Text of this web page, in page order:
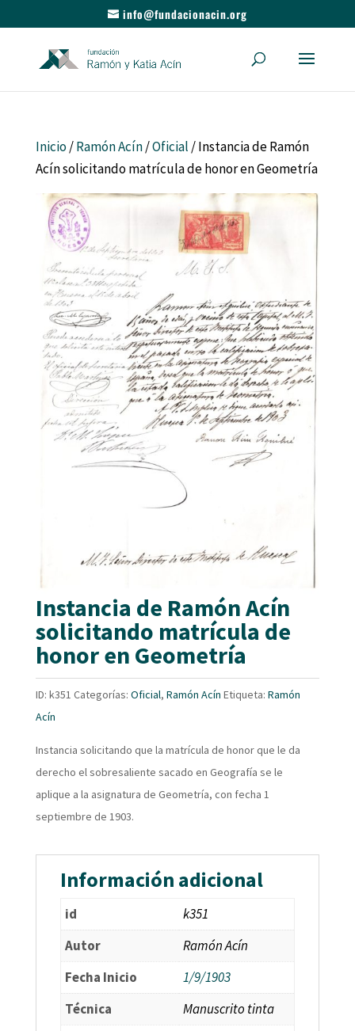
info@fundacionacin.org
Inicio/Ramón Acín/Oficial / Instancia de Ramón
Acín solicitando matrícula de honor en Geometría
Instancia de Ramón Acín
solicitando matrícula de
honor en Geometría
ID: k351 Categorías: Oficial, Ramón Acín Etiqueta: Ramón
Acín
Instancia solicitando que la matrícula de honor que le da
derecho el sobresaliente sacado en Geografía se le
aplique a la asignatura de Geometría, con fecha 1
septiembre de 1903.
Información adicional
id
k351
Autor
Ramón Acín
Fecha Inicio
1/9/1903
Técnica
Manuscrito tinta